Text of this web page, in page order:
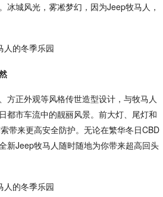
冰城风光，雾凇梦幻，因为Jeep牧马人，
方正外观等风格传世造型设计，与牧马人
都市车流中的靓丽风景。前大灯、尾灯和
带来更高安全防护。无论在繁华冬日CBD
新Jeep牧马人随时随地为你带来超高回头